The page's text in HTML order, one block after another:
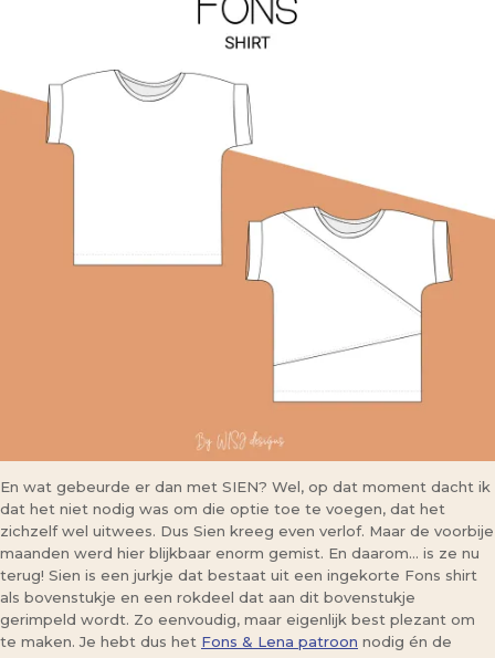
En wat gebeurde er dan met SIEN? Wel, op dat moment dacht ik
dat het niet nodig was om die optie toe te voegen, dat het
zichzelf wel uitwees. Dus Sien kreeg even verlof. Maar de voorbije
maanden werd hier blijkbaar enorm gemist. En daarom… is ze nu
terug! Sien is een jurkje dat bestaat uit een ingekorte Fons shirt
als bovenstukje en een rokdeel dat aan dit bovenstukje
gerimpeld wordt. Zo eenvoudig, maar eigenlijk best plezant om
te maken. Je hebt dus het Fons & Lena patroon nodig én de